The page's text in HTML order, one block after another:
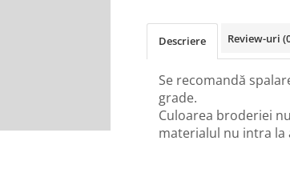
Descriere Review-uri
Se recomandă
grade.
Culoarea broderiei
materialul nu intra la